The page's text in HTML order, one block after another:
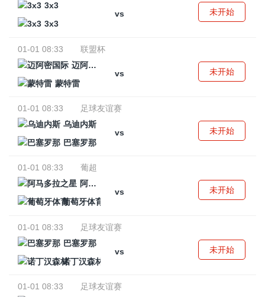
3x3
vs
3x3
未开始
01-01 08:33
联盟杯
迈阿密国际
vs
蒙特雷
未开始
01-01 08:33
足球友谊赛
乌迪内斯
vs
巴塞罗那
未开始
01-01 08:33
葡超
阿马多拉之星
vs
葡萄牙体育
未开始
01-01 08:33
足球友谊赛
巴塞罗那
vs
诺丁汉森林
未开始
01-01 08:33
足球友谊赛